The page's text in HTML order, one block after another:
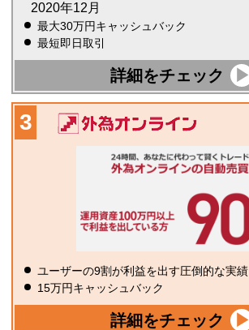
2020年12月
最大30万円キャッシュバック
最短即日取引
詳細をチェック
ユーザーの9割が利益を出す圧倒的な実績
15万円キャッシュバック
詳細をチェック